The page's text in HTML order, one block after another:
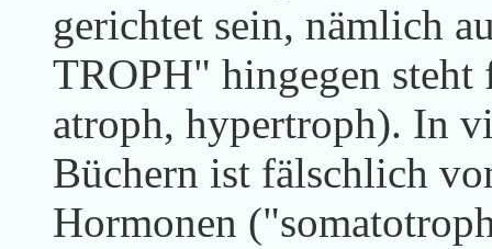
gerichtet sein, nämlich
TROPH" hingegen steht
atroph, hypertroph). In
Büchern ist fälschlich
Hormonen